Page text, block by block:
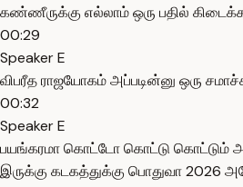
கண்ணீருக்கு எல்லாம் ஒரு பதில்
00:29
Speaker E
விபரீத ராஜயோகம் அப்படின்னு ஒரு
00:32
Speaker E
பயங்கரமா கொட்டோ கொட்டு கொட்டும்
இருக்கு கடகத்துக்கு பொதுவா 2026